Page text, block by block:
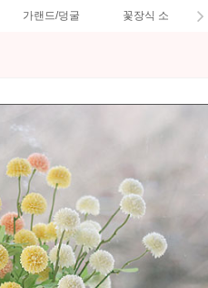
가랜드/덩굴 꽃장식 소